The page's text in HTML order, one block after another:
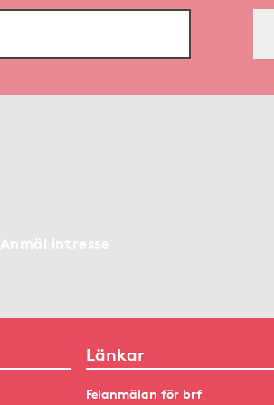
Anmäl intresse
Länkar
Felanmälan för brf